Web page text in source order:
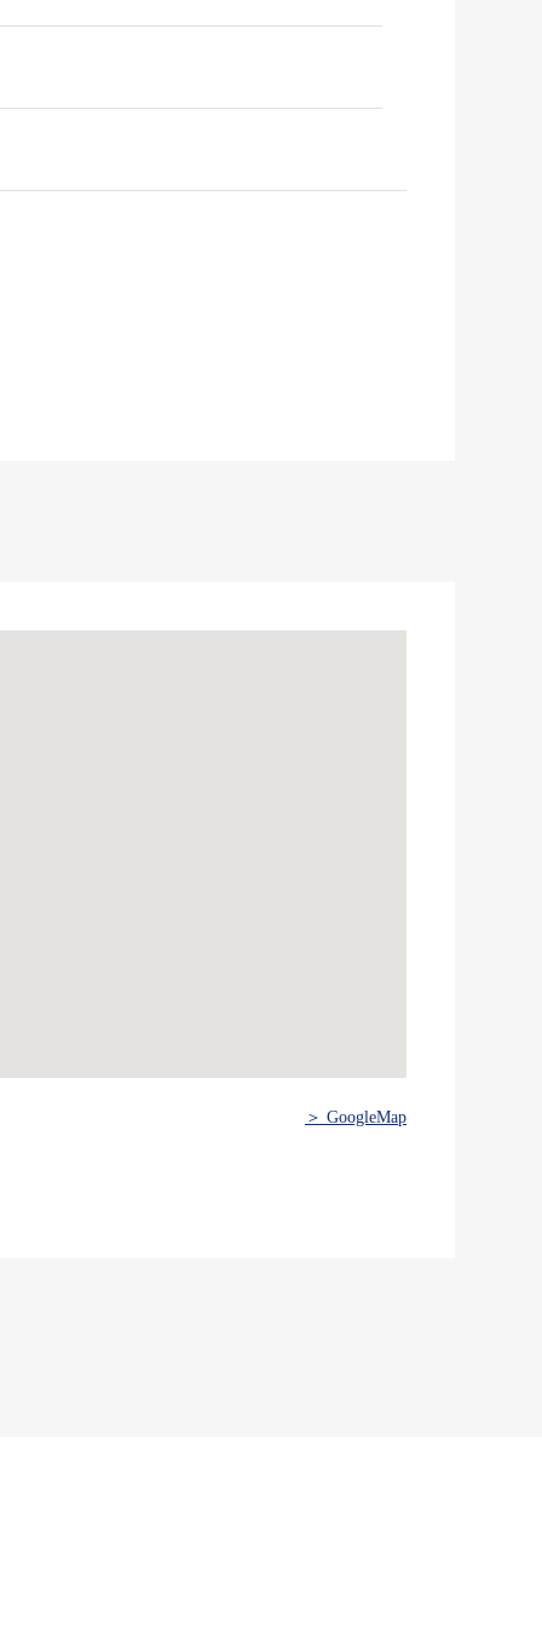
＞ GoogleMap